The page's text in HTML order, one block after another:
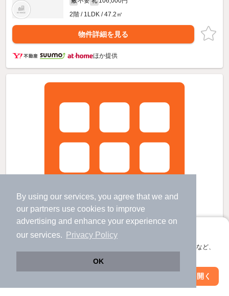
By using our services, you agree that we and
our partners use cookies to improve
advertising and enhance your experience on
our services.
Privacy Policy
OK
アプリに切り替えて、サクサクお部屋探し
会員登録なしですぐ使える。マップ検索やお気に入り保存など、
アプリを開く
2階 / 1LDK / 47.2㎡
物件詳細を見る
ほか提供
ひまわりの賃貸物件
絞り込み条件を変更